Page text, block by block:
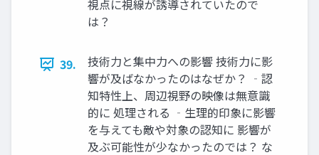
視点に視線が誘導されていたので
は？
39.
技術力と集中力への影響 技術力に影
響が及ばなかったのはなぜか？ ‐認
知特性上、周辺視野の映像は無意識
的に 処理される ‐生理的印象に影響
を与えても敵や対象の認知に 影響が
及ぶ可能性が少なかったのでは？ な